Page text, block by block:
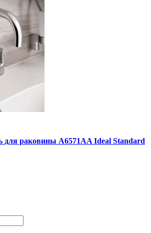
для раковины A6571AA Ideal Standard